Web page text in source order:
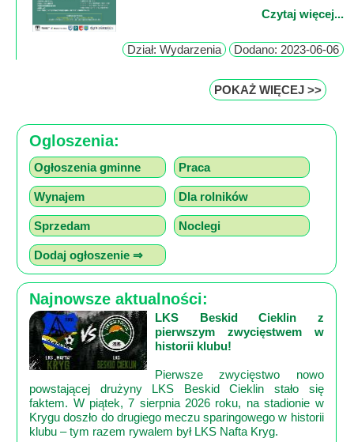
Czytaj więcej...
Dział: Wydarzenia Dodano: 2023-06-06
POKAŻ WIĘCEJ >>
Ogloszenia:
Ogłoszenia gminne Praca
Wynajem Dla rolników
Sprzedam Noclegi
Dodaj ogłoszenie ⇒
Najnowsze aktualności:
LKS Beskid Cieklin z
pierwszym zwycięstwem w
historii klubu!
Pierwsze zwycięstwo nowo
powstającej drużyny LKS Beskid Cieklin stało się
faktem. W piątek, 7 sierpnia 2026 roku, na stadionie w
Krygu doszło do drugiego meczu sparingowego w historii
klubu – tym razem rywalem był LKS Nafta Kryg.